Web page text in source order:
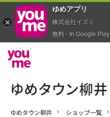
ゆめタウン柳井 ショップ一覧
ゆめアプ‪リ‬
株式会社イズミ
無料 - In Google Play